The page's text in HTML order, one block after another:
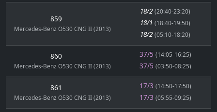
859
Mercedes-Benz O530 CNG II (2013)
18/2 (20:40-23:20)
18/1 (18:40-19:50)
18/2 (05:10-18:20)
860
Mercedes-Benz O530 CNG II (2013)
37/5 (14:05-16:25)
37/5 (03:50-08:25)
861
Mercedes-Benz O530 CNG II (2013)
17/3 (14:50-17:50)
17/3 (05:55-09:25)